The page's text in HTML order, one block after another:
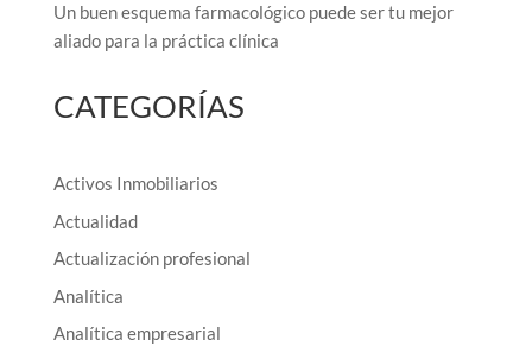
Un buen esquema farmacológico puede ser tu mejor
aliado para la práctica clínica
CATEGORÍAS
Activos Inmobiliarios
Actualidad
Actualización profesional
Analítica
Analítica empresarial